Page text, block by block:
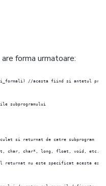
forma urmatoare:
//acesta fiind si antetul
subprogramului
si returnat de catre subprogram
char, char*, long, float, void, etc.
returnat nu este specificat acesta este